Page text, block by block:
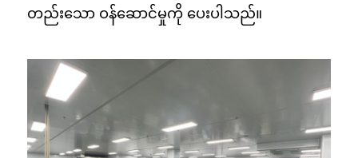
တည်းသော ဝန်ဆောင်မှုကို ပေးပါသည်။